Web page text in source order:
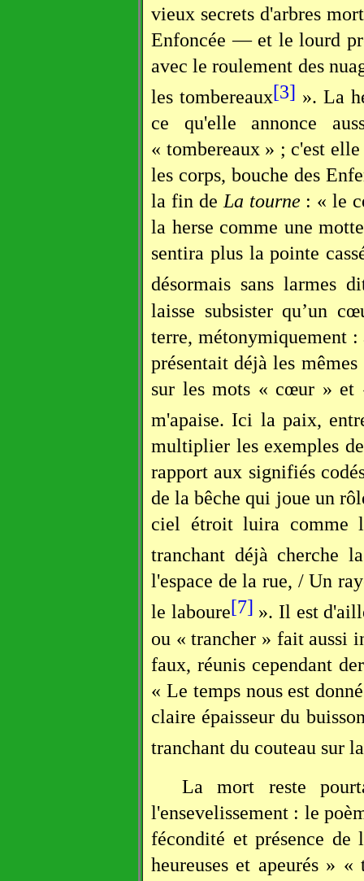
vieux secrets d'arbres
Enfoncée — et le lourd
avec le roulement des
les tombereaux[3] ». La
ce qu'elle annonce
« tombereaux » ; c'est
les corps, bouche des
la fin deLa tourne : « le
la herse comme une
sentira plus la pointe
désormais sans larmes
laisse subsister qu’un
terre, métonymiquement
présentait déjà les
sur les mots « cœur »
m'apaise. Ici la paix,
multiplier les exemples
rapport aux signifiés
de la bêche qui joue un
ciel étroit luira comme
tranchant déjà cherche
l'espace de la rue, / Un
le laboure[7] ». Il est
ou « trancher » fait aussi
faux, réunis cependant
« Le temps nous est
claire épaisseur du
tranchant du couteau sur
La mort reste
l'ensevelissement : le
fécondité et présence
heureuses et apeurés »